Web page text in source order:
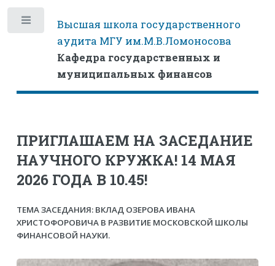
Высшая школа государственного
аудита МГУ им.М.В.Ломоносова
Кафедра государственных и
муниципальных финансов
ПРИГЛАШАЕМ НА ЗАСЕДАНИЕ
НАУЧНОГО КРУЖКА! 14 МАЯ
2026 ГОДА В 10.45!
ТЕМА ЗАСЕДАНИЯ: ВКЛАД ОЗЕРОВА ИВАНА
ХРИСТОФОРОВИЧА В РАЗВИТИЕ МОСКОВСКОЙ ШКОЛЫ
ФИНАНСОВОЙ НАУКИ.
Toggle